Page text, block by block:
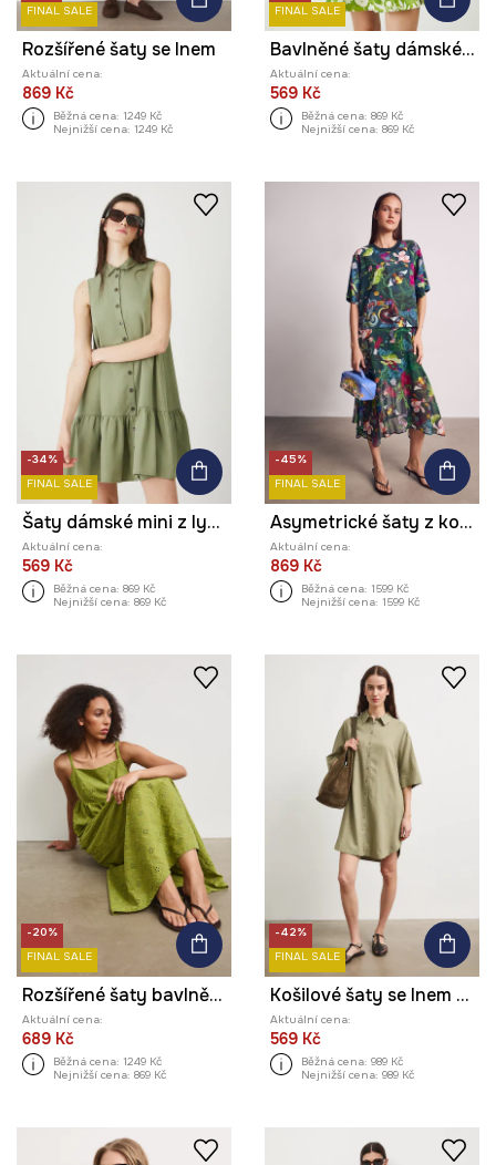
FINAL SALE
Rozšířené šaty se lnem
Aktuální cena:
869 Kč
Běžná cena: 1249 Kč
Nejnižší cena: 1249 Kč
FINAL SALE
Bavlněné šaty dámské mini, se vzorem zelená barva
Aktuální cena:
569 Kč
Běžná cena: 869 Kč
Nejnižší cena: 869 Kč
-34%
FINAL SALE
Šaty dámské mini z lyocellu
Aktuální cena:
569 Kč
Běžná cena: 869 Kč
Nejnižší cena: 869 Kč
-45%
FINAL SALE
Asymetrické šaty z kolekce Kit Mizeres x Medicine
Aktuální cena:
869 Kč
Běžná cena: 1599 Kč
Nejnižší cena: 1599 Kč
-20%
FINAL SALE
Rozšířené šaty bavlněné s výšivkou
Aktuální cena:
689 Kč
Běžná cena: 1249 Kč
Nejnižší cena: 869 Kč
-42%
FINAL SALE
Košilové šaty se lnem hladké
Aktuální cena:
569 Kč
Běžná cena: 989 Kč
Nejnižší cena: 989 Kč